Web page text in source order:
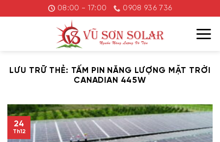
đến
08:00 - 17:00 0908 936 736
LƯU TRỮ THẺ: TẤM PIN NĂNG LƯỢNG MẶT TRỜI
CANADIAN 445W
24
Th12